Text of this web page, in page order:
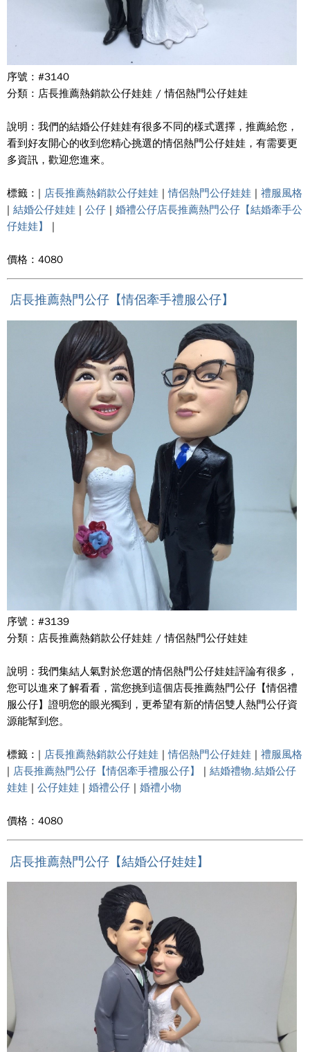
序號 : #3140
分類 : 店長推薦熱銷款公仔娃娃 / 情侶熱門公仔娃娃
說明 : 我們的結婚公仔娃娃有很多不同的樣式選擇，推薦給您，
看到好友開心的收到您精心挑選的情侶熱門公仔娃娃，有需要更
多資訊，歡迎您進來。
標籤 : | 店長推薦熱銷款公仔娃娃 |情侶熱門公仔娃娃 | 禮服風格
| 結婚公仔娃娃 | 公仔 | 婚禮公仔店長推薦熱門公仔【結婚牽手公
仔娃娃】
|
價格 : 4080
店長推薦熱門公仔【情侶牽手禮服公仔】
序號 : #3139
分類 : 店長推薦熱銷款公仔娃娃 / 情侶熱門公仔娃娃
說明 : 我們集結人氣對於您選的情侶熱門公仔娃娃評論有很多，
您可以進來了解看看，當您挑到這個店長推薦熱門公仔【情侶禮
服公仔】證明您的眼光獨到，更希望有新的情侶雙人熱門公仔資
源能幫到您。
標籤 : | 店長推薦熱銷款公仔娃娃 |情侶熱門公仔娃娃
禮服風格
店長推薦熱門公仔【情侶牽手禮服公仔】
結婚禮物.結婚公仔
娃娃
公仔娃娃 婚禮公仔 婚禮小物
價格 : 4080
店長推薦熱門公仔【結婚公仔娃娃】